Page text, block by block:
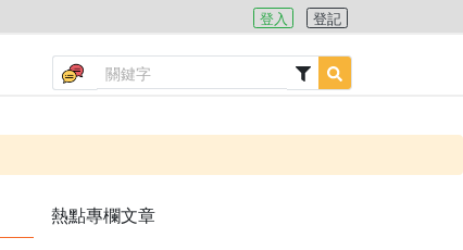
登入 登記
熱點專欄文章